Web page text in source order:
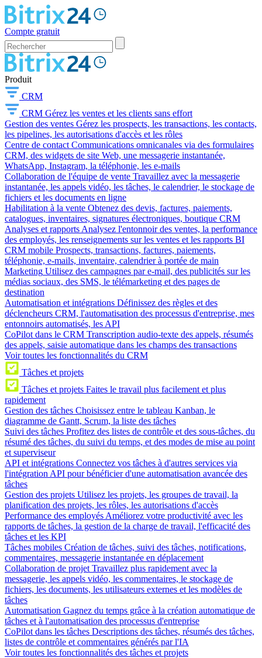
Compte gratuit
Produit
CRM
CRM Gérez les ventes et les clients sans effort
Gestion des ventes Gérez les prospects, les transactions, les contacts,
les pipelines, les autorisations d'accès et les rôles
Centre de contact Communications omnicanales via des formulaires
CRM, des widgets de site Web, une messagerie instantanée,
WhatsApp, Instagram, la téléphonie, les e-mails
Collaboration de l'équipe de vente Travaillez avec la messagerie
instantanée, les appels vidéo, les tâches, le calendrier, le stockage de
fichiers et les documents en ligne
Habilitation à la vente Obtenez des devis, factures, paiements,
catalogues, inventaires, signatures électroniques, boutique CRM
Analyses et rapports Analysez l'entonnoir des ventes, la performance
des employés, les renseignements sur les ventes et les rapports BI
CRM mobile Prospects, transactions, factures, paiements,
téléphonie, e-mails, inventaire, calendrier à portée de main
Marketing Utilisez des campagnes par e-mail, des publicités sur les
médias sociaux, des SMS, le télémarketing et des pages de
destination
Automatisation et intégrations Définissez des règles et des
déclencheurs CRM, l'automatisation des processus d'entreprise, mes
entonnoirs automatisés, les API
CoPilot dans le CRM Transcription audio-texte des appels, résumés
des appels, saisie automatique dans les champs des transactions
Voir toutes les fonctionnalités du CRM
Tâches et projets
Tâches et projets Faites le travail plus facilement et plus
rapidement
Gestion des tâches Choisissez entre le tableau Kanban, le
diagramme de Gantt, Scrum, la liste des tâches
Suivi des tâches Profitez des listes de contrôle et des sous-tâches, du
résumé des tâches, du suivi du temps, et des modes de mise au point
et superviseur
API et intégrations Connectez vos tâches à d'autres services via
l'intégration API pour bénéficier d'une automatisation avancée des
tâches
Gestion des projets Utilisez les projets, les groupes de travail, la
planification des projets, les rôles, les autorisations d'accès
Performance des employés Améliorez votre productivité avec les
rapports de tâches, la gestion de la charge de travail, l'efficacité des
tâches et les KPI
Tâches mobiles Création de tâches, suivi des tâches, notifications,
commentaires, messagerie instantanée en déplacement
Collaboration de projet Travaillez plus rapidement avec la
messagerie, les appels vidéo, les commentaires, le stockage de
fichiers, les documents, les utilisateurs externes et les modèles de
tâches
Automatisation Gagnez du temps grâce à la création automatique de
tâches et à l'automatisation des processus d'entreprise
CoPilot dans les tâches Descriptions des tâches, résumés des tâches,
listes de contrôle et commentaires générés par l'IA
Voir toutes les fonctionnalités des tâches et projets